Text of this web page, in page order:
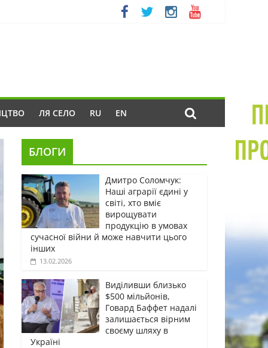
ЛЯ СЕЛО RU EN
БЛОГИ
Дмитро Соломчук:
Наші аграрії єдині у
світі, хто вміє
вирощувати
продукцію в умовах
сучасної війни й може навчити цього
інших
13.02.2026
Виділивши близько
$500 мільйонів,
Говард Баффет надалі
залишається вірним
своєму шляху в
Україні